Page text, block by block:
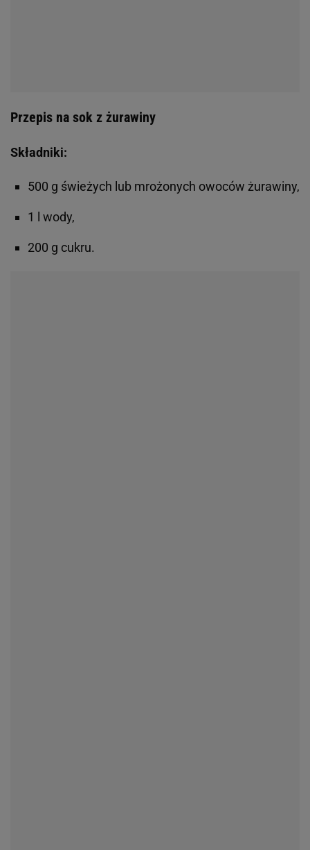
Przepis na sok z żurawiny
Składniki:
500 g świeżych lub mrożonych owoców żurawiny,
1 l wody,
200 g cukru.